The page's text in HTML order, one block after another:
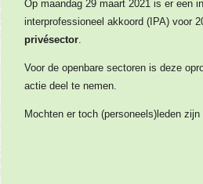
Op maandag 29 maart 2021 is er een
interprofessioneel akkoord (IPA) voor
privésector.
Voor de openbare sectoren is deze
actie deel te nemen.
Mochten er toch (personeels)leden